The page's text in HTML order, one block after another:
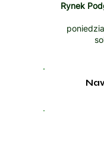
Rynek